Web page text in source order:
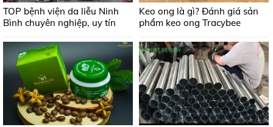
TOP bệnh viện da liễu Ninh
Bình chuyên nghiệp, uy tín
Keo ong là gì? Đánh giá sản
phẩm keo ong Tracybee